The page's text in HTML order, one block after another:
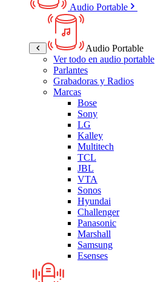
Audio Portable
Audio Portable
Ver todo en audio portable
Parlantes
Grabadoras y Radios
Marcas
Bose
Sony
LG
Kalley
Multitech
TCL
JBL
VTA
Sonos
Hyundai
Challenger
Panasonic
Marshall
Samsung
Esenses